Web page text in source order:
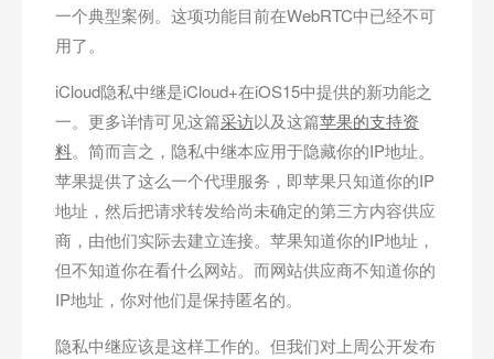
一个典型案例。这项功能目前在WebRTC中已经不可
用了。
iCloud隐私中继是iCloud+在iOS15中提供的新功能之
一。更多详情可见这篇采访以及这篇苹果的支持资
料。简而言之，隐私中继本应用于隐藏你的IP地址。
苹果提供了这么一个代理服务，即苹果只知道你的IP
地址，然后把请求转发给尚未确定的第三方内容供应
商，由他们实际去建立连接。苹果知道你的IP地址，
但不知道你在看什么网站。而网站供应商不知道你的
IP地址，你对他们是保持匿名的。
隐私中继应该是这样工作的。但我们对上周公开发布